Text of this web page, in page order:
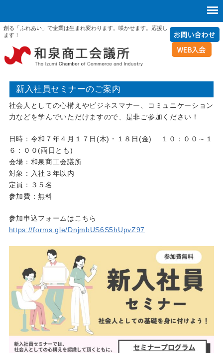
創る「ふれあい」で企業は生まれ変わります。咲かせます。応援し
ます！
新入社員セミナーのご案内
社会人としての心構えやビジネスマナー、コミュニケーション
力などを学んでいただけますので、是非ご参加ください！
日時：令和７年４月１７日(木)・１８日(金) １０：００～１
６：００(両日とも)
会場：和泉商工会議所
対象：入社３年以内
定員：３５名
参加費：無料
参加申込フォームはこちら
https://forms.gle/DnjmbUS6S5hUpvZ97